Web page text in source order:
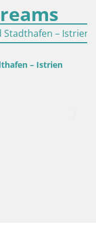
Istrien